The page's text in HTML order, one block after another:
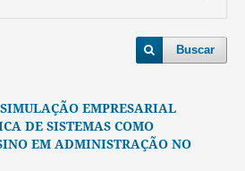
Buscar
EMPRESARIAL
DE SISTEMAS COMO
EM ADMINISTRAÇÃO NO